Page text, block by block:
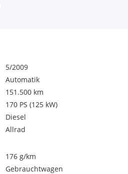
5/2009
Automatik
151.500 km
170 PS (125 kW)
Diesel
Allrad
176 g/km
Gebrauchtwagen